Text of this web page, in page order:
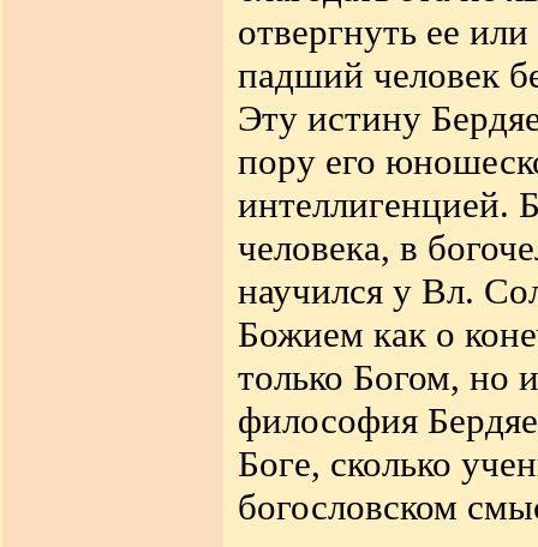
отвергнуть ее
падший человек
Эту истину
пору его
интеллигенцией.
человека, в
научился у Вл.
Божием как о
только Богом, но
философия
Боге, сколько
богословском